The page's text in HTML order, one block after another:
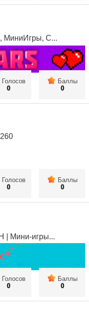
МиниИгры, С...
Голосов
0
Баллы
0
Голосов
0
Баллы
0
| Мини-игры...
Голосов
0
Баллы
0